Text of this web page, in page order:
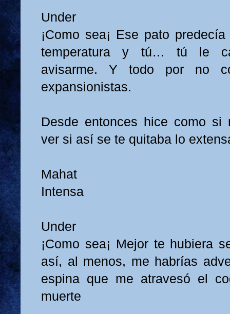
Under
¡Como sea¡ Ese pato
temperatura y tú… tú le
avisarme. Y todo por no
expansionistas.
Desde entonces hice como si
ver si así se te quitaba lo
Mahat
Intensa
Under
¡Como sea¡ Mejor te hubiera
así, al menos, me habrías
espina que me atravesó el
muerte